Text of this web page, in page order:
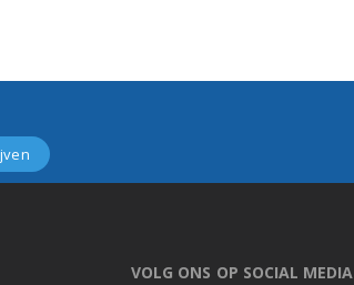
VOLG ONS OP SOCIAL MEDIA